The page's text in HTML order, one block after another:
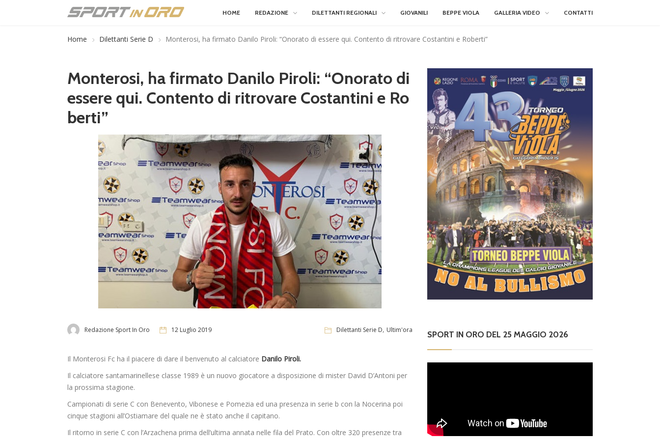
HOME REDAZIONE DILETTANTI REGIONALI GIOVANILI BEPPE VIOLA GALLERIA VIDEO CONTATTI
Home Dilettanti Serie D Monterosi, ha firmato Danilo Piroli: “Onorato di essere qui. Contento di ritrovare Costantini e Roberti”
Monterosi, ha firmato Danilo Piroli: “Onorato di
essere qui. Contento di ritrovare Costantini e Ro
berti”
Redazione Sport In Oro 12 Luglio 2019 Dilettanti Serie D, Ultim'ora
Il Monterosi Fc ha il piacere di dare il benvenuto al calciatore Danilo Piroli.
Il calciatore santamarinellese classe 1989 è un nuovo giocatore a disposizione di mister David D’Antoni per
la prossima stagione.
Campionati di serie C con Benevento, Vibonese e Pomezia ed una presenza in serie b con la Nocerina poi
cinque stagioni all’Ostiamare del quale ne è stato anche il capitano.
Il ritorno in serie C con l’Arzachena prima dell’ultima annata nelle fila del Prato. Con oltre 320 presenze tra
SPORT IN ORO DEL 25 MAGGIO 2026